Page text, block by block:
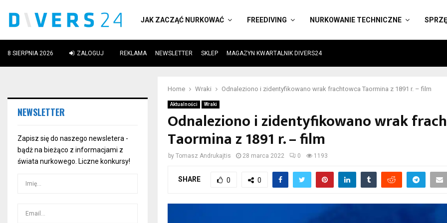
JAK ZACZĄĆ NURKOWAĆ FREEDIVING NURKOWANIE TECHNICZNE
8 SIERPNIA 2026 ZALOGUJ REKLAMA NEWSLETTER SKLEP MAGAZYN KWARTALNIK DIVERS24
Home Wraki Odnaleziono i zidentyfikowano wrak frachtowca Taormina z 1891 r. – film
Aktualności Wraki
Odnaleziono i zidentyfikowano wrak
Taormina z 1891 r. – film
byTomasz Andrukajtis 28 marca 2022 0 1193
SHARE 0 0
NEWSLETTER
Zapisz się do naszego newsletera -
bądż na bieżąco z informacjami z
świata nurkowego. Liczne konkursy!